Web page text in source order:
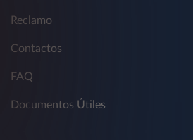
Reclamo
Contactos
FAQ
Documentos Útiles